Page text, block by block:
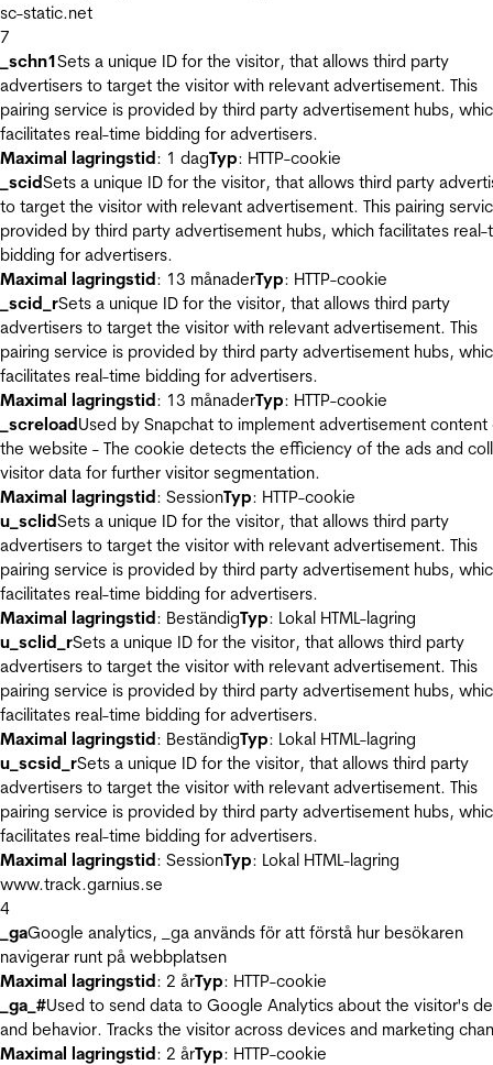
sc-static.net
7
_schn1Sets a unique ID for the visitor, that allows third party
advertisers to target the visitor with relevant advertisement. This
pairing service is provided by third party advertisement hubs,
facilitates real-time bidding for advertisers.
Maximal lagringstid: 1 dagTyp: HTTP-cookie
_scidSets a unique ID for the visitor, that allows third party
to target the visitor with relevant advertisement. This pairing
provided by third party advertisement hubs, which facilitates real-
bidding for advertisers.
Maximal lagringstid: 13 månaderTyp: HTTP-cookie
_scid_rSets a unique ID for the visitor, that allows third party
advertisers to target the visitor with relevant advertisement. This
pairing service is provided by third party advertisement hubs,
facilitates real-time bidding for advertisers.
Maximal lagringstid: 13 månaderTyp: HTTP-cookie
_screloadUsed by Snapchat to implement advertisement content
the website - The cookie detects the efficiency of the ads and
visitor data for further visitor segmentation.
Maximal lagringstid: SessionTyp: HTTP-cookie
u_sclidSets a unique ID for the visitor, that allows third party
advertisers to target the visitor with relevant advertisement. This
pairing service is provided by third party advertisement hubs,
facilitates real-time bidding for advertisers.
Maximal lagringstid: BeständigTyp: Lokal HTML-lagring
u_sclid_rSets a unique ID for the visitor, that allows third party
advertisers to target the visitor with relevant advertisement. This
pairing service is provided by third party advertisement hubs,
facilitates real-time bidding for advertisers.
Maximal lagringstid: BeständigTyp: Lokal HTML-lagring
u_scsid_rSets a unique ID for the visitor, that allows third party
advertisers to target the visitor with relevant advertisement. This
pairing service is provided by third party advertisement hubs,
facilitates real-time bidding for advertisers.
Maximal lagringstid: SessionTyp: Lokal HTML-lagring
www.track.garnius.se
4
_gaGoogle analytics, _ga används för att förstå hur besökaren
navigerar runt på webbplatsen
Maximal lagringstid: 2 årTyp: HTTP-cookie
_ga_#Used to send data to Google Analytics about the visitor's
and behavior. Tracks the visitor across devices and marketing
Maximal lagringstid: 2 årTyp: HTTP-cookie